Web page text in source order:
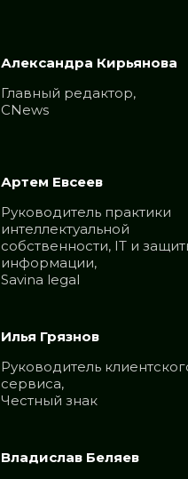
Александра Кирьянова
Главный редактор,
CNews
Артем Евсеев
Руководитель практики
интеллектуальной
собственности, IT и
информации,
Savina legal
Илья Грязнов
Руководитель
сервиса,
Честный знак
Владислав Беляев